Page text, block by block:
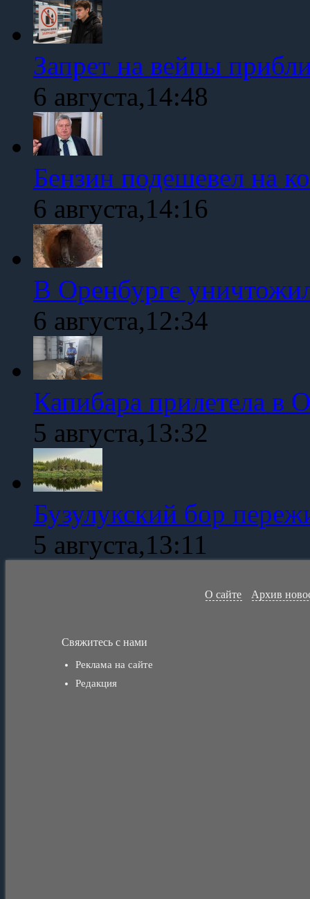
Запрет на вейпы
6 августа,14:48
Бензин подешевел на
6 августа,14:16
В Оренбурге
6 августа,12:34
Капибара прилетела в
5 августа,13:32
Бузулукский бор
5 августа,13:11
О сайте Архив
Свяжитесь с нами
Реклама на сайте
Редакция